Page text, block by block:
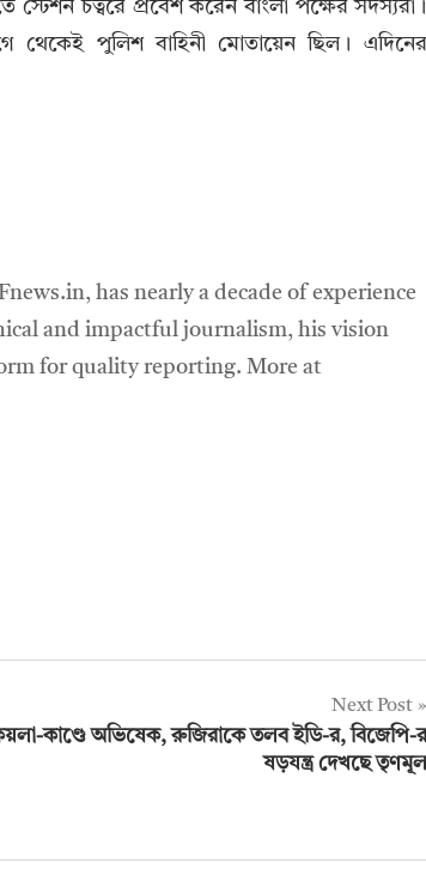
স্টেশন চত্বরে প্রবেশ করেন বাংলা পক্ষের সদস্যরা।
পুলিশ বাহিনী মোতায়েন ছিল। এদিনের
has nearly a decade of experience
and impactful journalism, his vision
for quality reporting. More at
Next Post
কাণ্ডে অভিষেক, রুজিরাকে তলব ইডি-র, বিজেপি-র
ষড়যন্ত্র দেখছে তৃণমূল